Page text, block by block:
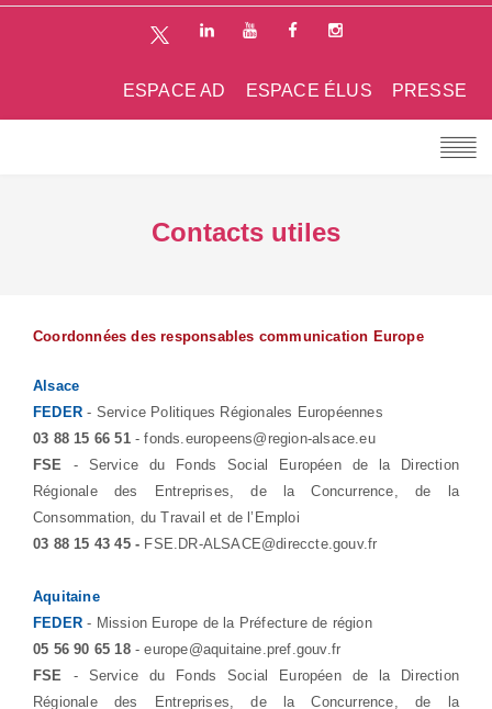
PRESSE
ESPACE ÉLUS
ESPACE AD
Contacts utiles
Coordonnées des responsables communication Europe
Alsace
FEDER- Service Politiques Régionales Européennes
03 88 15 66 51 - fonds.europeens@region-alsace.eu
FSE - Service du Fonds Social Européen de la Direction
Régionale des Entreprises, de la Concurrence, de la
Consommation, du Travail et de l’Emploi
03 88 15 43 45 - FSE.DR-ALSACE@direccte.gouv.fr
Aquitaine
FEDER- Mission Europe de la Préfecture de région
05 56 90 65 18 - europe@aquitaine.pref.gouv.fr
FSE - Service du Fonds Social Européen de la Direction
Régionale des Entreprises, de la Concurrence, de la